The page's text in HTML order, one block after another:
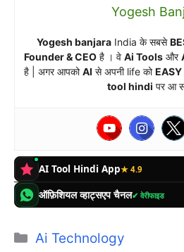
Yogesh
Yogesh banjara India के सबसे
Founder & CEOहै । वे Ai Toolsऔर
है | अगर आपकोAI से अपनी life कोEASY
tool hindi पर आ
AI Tool Hindi App★ 4.9
ऑफ़िशियल व्हाट्सएप चैनल✔ वेरीफाइड
Categories
Ai Technology